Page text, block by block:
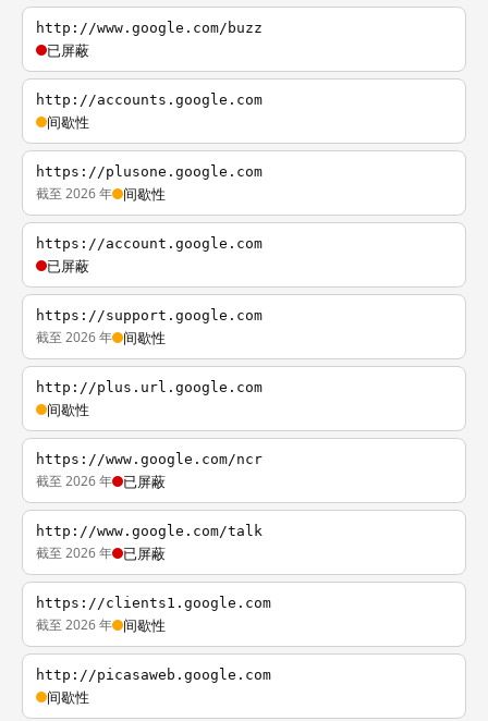
http://www.google.com/buzz
已屏蔽
http://accounts.google.com
间歇性
https://plusone.google.com
截至 2026 年 间歇性
https://account.google.com
已屏蔽
https://support.google.com
截至 2026 年 间歇性
http://plus.url.google.com
间歇性
https://www.google.com/ncr
截至 2026 年 已屏蔽
http://www.google.com/talk
截至 2026 年 已屏蔽
https://clients1.google.com
截至 2026 年 间歇性
http://picasaweb.google.com
间歇性